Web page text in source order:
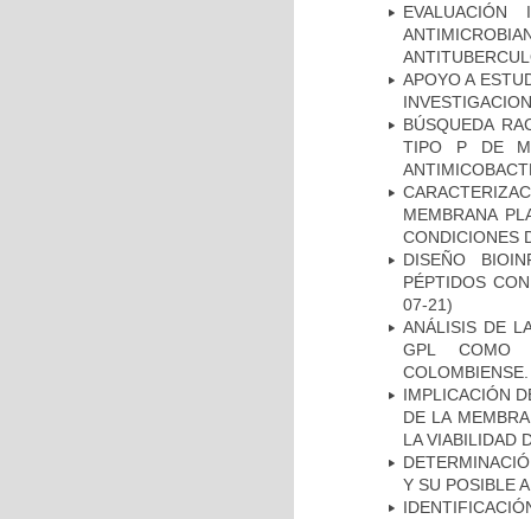
APOYO A
BÚSQUEDA
TIPO P DE
MEMBRANA
CONDICIONES
DISEÑO
PÉPTIDOS
07-21)
ANÁLISIS DE
GPL COMO
COLOMBIENSE.
IMPLICACIÓN
DE LA
LA VIABILIDAD
Y SU POSIBLE